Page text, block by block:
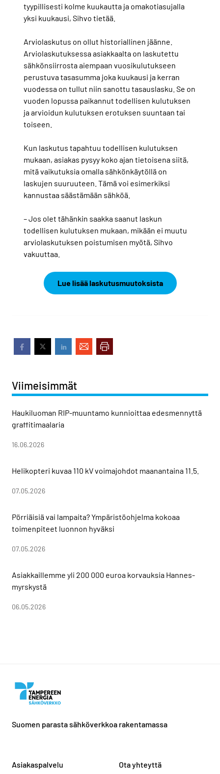
tyypillisesti kolme kuukautta ja omakotiasujalla
yksi kuukausi, Sihvo tietää.
Arviolaskutus on ollut historiallinen jäänne.
Arviolaskutuksessa asiakkaalta on laskutettu
sähkönsiirrosta aiempaan vuosikulutukseen
perustuva tasasumma joka kuukausi ja kerran
vuodessa on tullut niin sanottu tasauslasku. Se on
vuoden lopussa paikannut todellisen kulutuksen
ja arvioidun kulutuksen erotuksen suuntaan tai
toiseen.
Kun laskutus tapahtuu todellisen kulutuksen
mukaan, asiakas pysyy koko ajan tietoisena siitä,
mitä vaikutuksia omalla sähkönkäytöllä on
laskujen suuruuteen. Tämä voi esimerkiksi
kannustaa säästämään sähköä.
– Jos olet tähänkin saakka saanut laskun
todellisen kulutuksen mukaan, mikään ei muutu
arviolaskutuksen poistumisen myötä, Sihvo
vakuuttaa.
Lue lisää laskutusmuutoksista
Viimeisimmät
Haukiluoman RIP-muuntamo kunnioittaa edesmennyttä
graffitimaalaria
16.06.2026
Helikopteri kuvaa 110 kV voimajohdot maanantaina 11.5.
07.05.2026
Pörriäisiä vai lampaita? Ympäristöohjelma kokoaa
toimenpiteet luonnon hyväksi
07.05.2026
Asiakkaillemme yli 200 000 euroa korvauksia Hannes-
myrskystä
06.05.2026
Suomen parasta sähköverkkoa rakentamassa
Asiakaspalvelu Ota yhteyttä